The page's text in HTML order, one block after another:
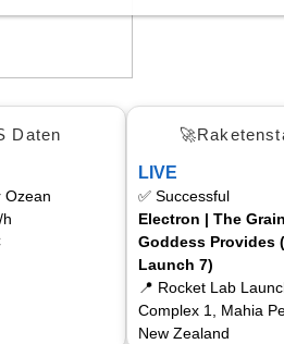
Daten
Ozean
LIVE
✅ Successful
Electron | The Grain
Goddess Provides
Launch 7)
📍 Rocket Lab
Complex 1, Mahia
New Zealand